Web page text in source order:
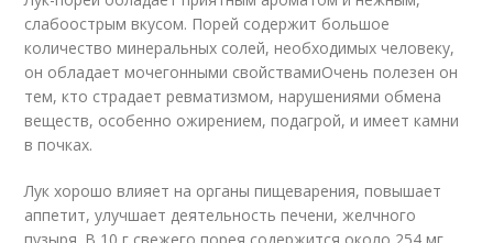
слабоострым вкусом. Порей содержит большое
количество минеральных солей, необходимых человеку,
он обладает мочегонными свойствамиОчень полезен он
тем, кто страдает ревматизмом, нарушениями обмена
веществ, особенно ожирением, подагрой, и имеет камни
в почках.
Лук хорошо влияет на органы пищеварения, повышает
аппетит, улучшает деятельность печени, желчного